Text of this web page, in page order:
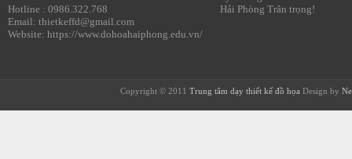
Hotline : 0986.322.768
Email: thietkeffd@gmail.com
Website: https://www.dohoahaiphong.edu.vn/
Hải Phòng Trân trọng!
Copyright © 2011 Trung tâm dạy thiết kế đồ họa Design by